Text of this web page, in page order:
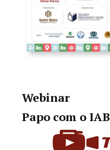
Webinar
Papo com o IAB